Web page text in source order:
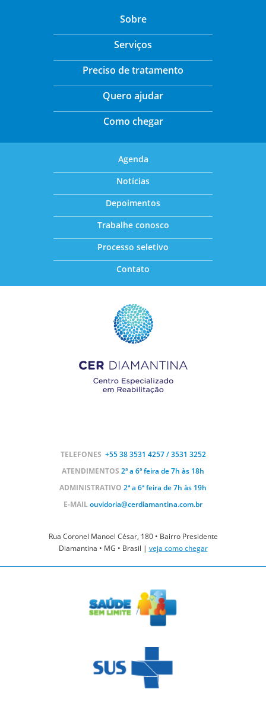
Sobre
Serviços
Preciso de tratamento
Quero ajudar
Como chegar
Agenda
Notícias
Depoimentos
Trabalhe conosco
Processo seletivo
Contato
TELEFONES +55 383531 4257 / 3531 3252
ATENDIMENTOS 2ª a 6ª feira de 7h às 18h
ADMINISTRATIVO 2ª a 6ª feira de 7h às 19h
E-MAILouvidoria@cerdiamantina.com.br
Rua Coronel Manoel César, 180 • Bairro Presidente
Diamantina • MG • Brasil | veja como chegar